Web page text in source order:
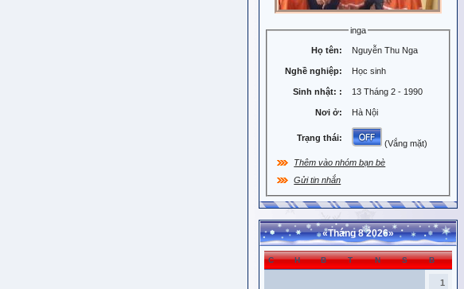
inga
Họ tên: Nguyễn Thu Nga
Nghề nghiệp: Học sinh
Sinh nhật: : 13 Tháng 2 - 1990
Nơi ở: Hà Nội
Trạng thái:
(Vắng mặt)
Thêm vào nhóm bạn bè
Gửi tin nhắn
«Tháng 8 2026»
C H B T N S B
1